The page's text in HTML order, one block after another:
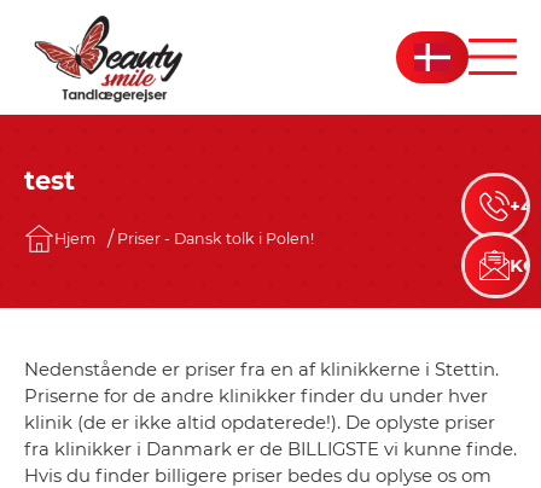
test
Hjem Priser - Dansk tolk i Polen!
Nedenstående er priser fra en af klinikkerne i Stettin.
Priserne for de andre klinikker finder du under hver
klinik (de er ikke altid opdaterede!). De oplyste priser
fra klinikker i Danmark er de BILLIGSTE vi kunne finde.
Hvis du finder billigere priser bedes du oplyse os om